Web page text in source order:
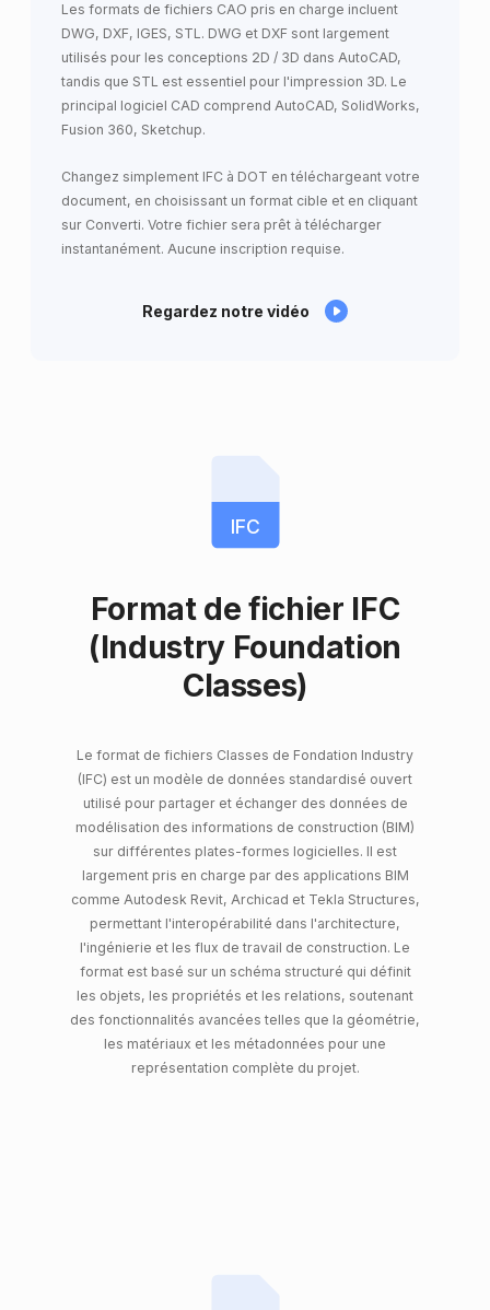
Les formats de fichiers CAO pris en charge incluent
DWG, DXF, IGES, STL. DWG et DXF sont largement
utilisés pour les conceptions 2D / 3D dans AutoCAD,
tandis que STL est essentiel pour l'impression 3D. Le
principal logiciel CAD comprend AutoCAD, SolidWorks,
Fusion 360, Sketchup.
Changez simplement IFC à DOT en téléchargeant votre
document, en choisissant un format cible et en cliquant
sur Converti. Votre fichier sera prêt à télécharger
instantanément. Aucune inscription requise.
Regardez notre vidéo
IFC
Format de fichier IFC
(Industry Foundation
Classes)
Le format de fichiers Classes de Fondation Industry
(IFC) est un modèle de données standardisé ouvert
utilisé pour partager et échanger des données de
modélisation des informations de construction (BIM)
sur différentes plates-formes logicielles. Il est
largement pris en charge par des applications BIM
comme Autodesk Revit, Archicad et Tekla Structures,
permettant l'interopérabilité dans l'architecture,
l'ingénierie et les flux de travail de construction. Le
format est basé sur un schéma structuré qui définit
les objets, les propriétés et les relations, soutenant
des fonctionnalités avancées telles que la géométrie,
les matériaux et les métadonnées pour une
représentation complète du projet.